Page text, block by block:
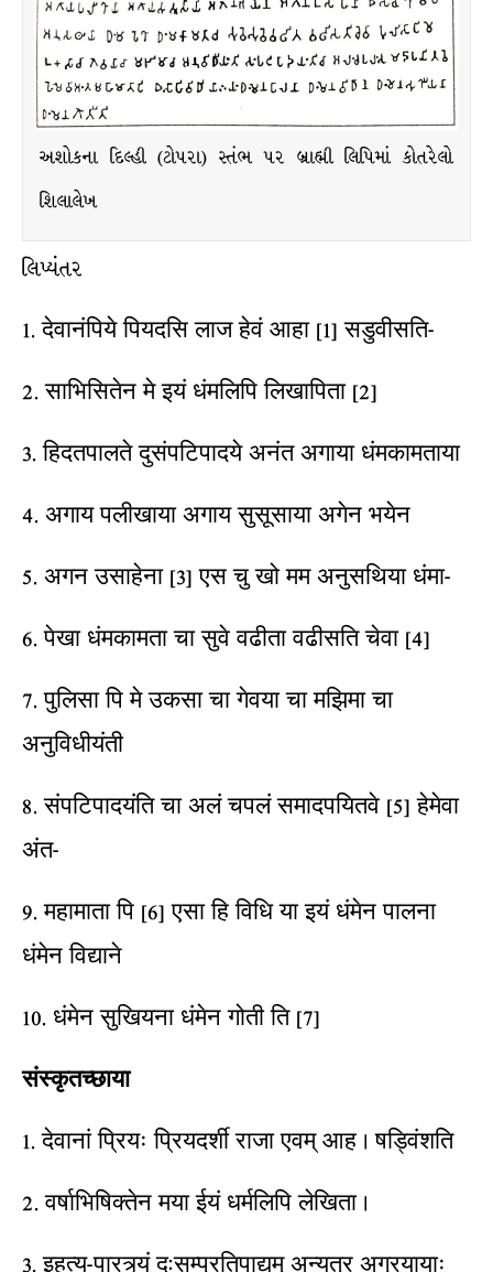
અશોકના દિલ્હી (ટોપરા) સ્તંભ પર બ્રાહ્મી લિપિમાં કોતરેલો
શિલાલેખ
લિપ્યંતર
1. देवानंपिये पियदसि लाज हेवं आहा [1] सडुवीसति-
2. साभिसितेन मे इयं धंमलिपि लिखापिता [2]
3. हिदतपालते दुसंपटिपादये अनंत अगाया धंमकामताया
4. अगाय पलीखाया अगाय सुसूसाया अगेन भयेन
5. अगन उसाहेना [3] एस चु खो मम अनुसथिया धंमा-
6. पेखा धंमकामता चा सुवे वढीता वढीसति चेवा [4]
7. पुलिसा पि मे उकसा चा गेवया चा मझिमा चा
अनुविधीयंती
8. संपटिपादयंति चा अलं चपलं समादपयितवे [5] हेमेवा
अंत-
9. महामाता पि [6] एसा हि विधि या इयं धंमेन पालना
धंमेन विद्याने
10. धंमेन सुखियना धंमेन गोती ति [7]
संस्कृतच्छाया
1. देवानां प्रियः प्रियदर्शी राजा एवम् आह । षड्विंशति
2. वर्षाभिषिक्तेन मया ईयं धर्मलिपि लेखिता ।
3. इहत्य-पारत्र्यं दु:सम्प्रतिपाद्यम् अन्यत्र अग्रयायाः